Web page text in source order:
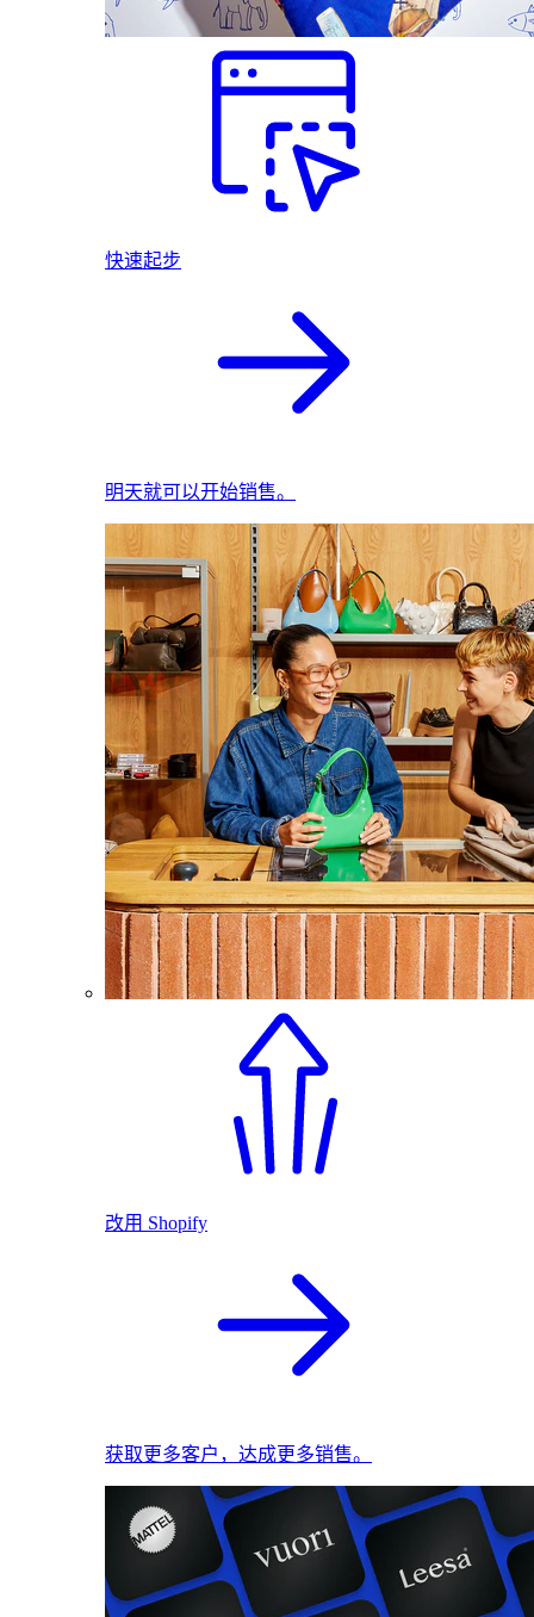
快速起步
明天就可以开始销售。
改用 Shopify
获取更多客户，达成更多销售。